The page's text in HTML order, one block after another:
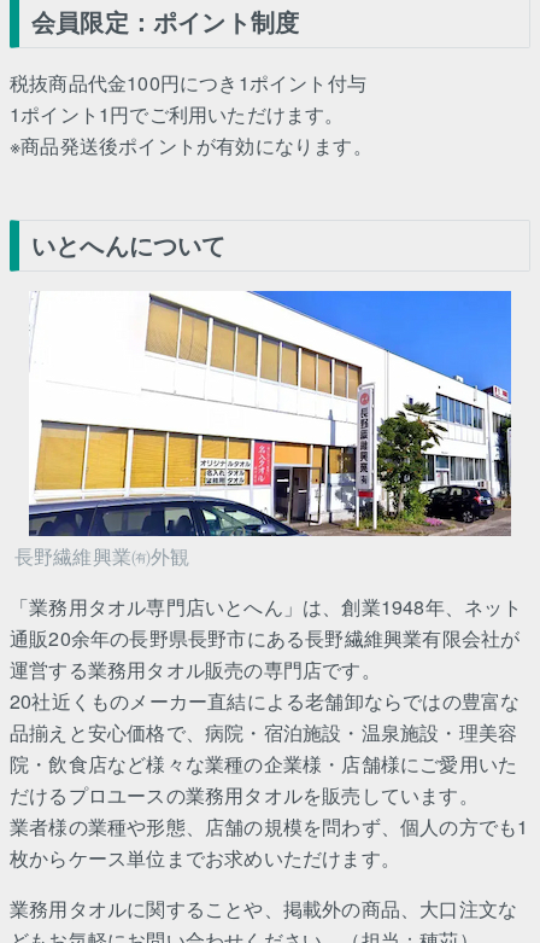
会員限定：ポイント制度
税抜商品代金100円につき1ポイント付与
1ポイント1円でご利用いただけます。
※商品発送後ポイントが有効になります。
いとへんについて
長野繊維興業㈲外観
「業務用タオル専門店いとへん」は、創業1948年、ネット
通販20余年の長野県長野市にある長野繊維興業有限会社が
運営する業務用タオル販売の専門店です。
20社近くものメーカー直結による老舗卸ならではの豊富な
品揃えと安心価格で、病院・宿泊施設・温泉施設・理美容
院・飲食店など様々な業種の企業様・店舗様にご愛用いた
だけるプロユースの業務用タオルを販売しています。
業者様の業種や形態、店舗の規模を問わず、個人の方でも1
枚からケース単位までお求めいただけます。
業務用タオルに関することや、掲載外の商品、大口注文な